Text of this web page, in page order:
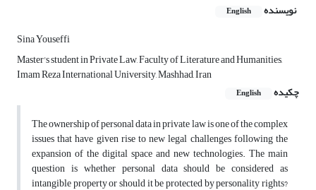
نویسنده English
Sina Youseffi
Master's student in Private Law, Faculty of Literature and Humanities,
Imam Reza International University, Mashhad, Iran
چکیده
English
The ownership of personal data in private law is one of the complex
issues that have given rise to new legal challenges following the
expansion of the digital space and new technologies. The main
question is whether personal data should be considered as
intangible property or should it be protected by personality rights?